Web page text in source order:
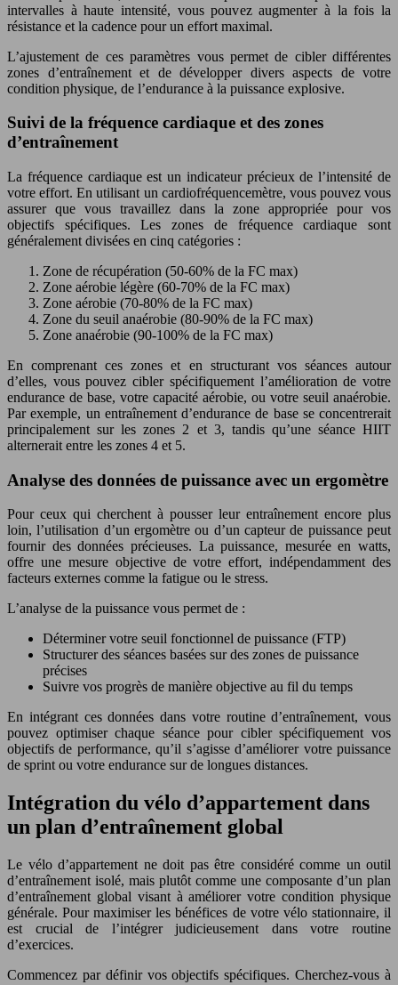
intervalles à haute intensité, vous pouvez augmenter à la fois la
résistance et la cadence pour un effort maximal.
L’ajustement de ces paramètres vous permet de cibler différentes
zones d’entraînement et de développer divers aspects de votre
condition physique, de l’endurance à la puissance explosive.
Suivi de la fréquence cardiaque et des zones
d’entraînement
La fréquence cardiaque est un indicateur précieux de l’intensité de
votre effort. En utilisant un cardiofréquencemètre, vous pouvez vous
assurer que vous travaillez dans la zone appropriée pour vos
objectifs spécifiques. Les zones de fréquence cardiaque sont
généralement divisées en cinq catégories :
Zone de récupération (50-60% de la FC max)
Zone aérobie légère (60-70% de la FC max)
Zone aérobie (70-80% de la FC max)
Zone du seuil anaérobie (80-90% de la FC max)
Zone anaérobie (90-100% de la FC max)
En comprenant ces zones et en structurant vos séances autour
d’elles, vous pouvez cibler spécifiquement l’amélioration de votre
endurance de base, votre capacité aérobie, ou votre seuil anaérobie.
Par exemple, un entraînement d’endurance de base se concentrerait
principalement sur les zones 2 et 3, tandis qu’une séance HIIT
alternerait entre les zones 4 et 5.
Analyse des données de puissance avec un ergomètre
Pour ceux qui cherchent à pousser leur entraînement encore plus
loin, l’utilisation d’un ergomètre ou d’un capteur de puissance peut
fournir des données précieuses. La puissance, mesurée en watts,
offre une mesure objective de votre effort, indépendamment des
facteurs externes comme la fatigue ou le stress.
L’analyse de la puissance vous permet de :
Déterminer votre seuil fonctionnel de puissance (FTP)
Structurer des séances basées sur des zones de puissance
précises
Suivre vos progrès de manière objective au fil du temps
En intégrant ces données dans votre routine d’entraînement, vous
pouvez optimiser chaque séance pour cibler spécifiquement vos
objectifs de performance, qu’il s’agisse d’améliorer votre puissance
de sprint ou votre endurance sur de longues distances.
Intégration du vélo d’appartement dans
un plan d’entraînement global
Le vélo d’appartement ne doit pas être considéré comme un outil
d’entraînement isolé, mais plutôt comme une composante d’un plan
d’entraînement global visant à améliorer votre condition physique
générale. Pour maximiser les bénéfices de votre vélo stationnaire, il
est crucial de l’intégrer judicieusement dans votre routine
d’exercices.
Commencez par définir vos objectifs spécifiques. Cherchez-vous à